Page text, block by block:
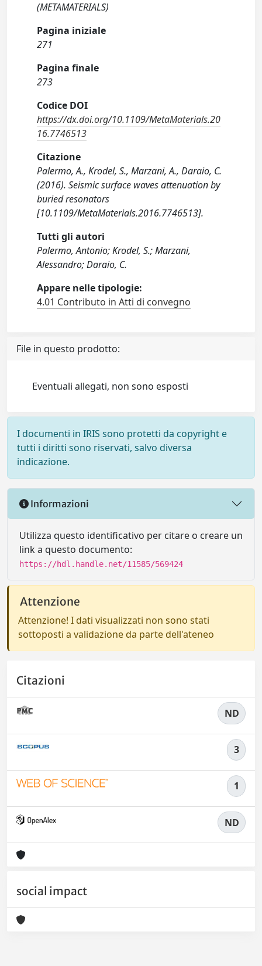
(METAMATERIALS)
Pagina iniziale
271
Pagina finale
273
Codice DOI
https://dx.doi.org/10.1109/MetaMaterials.20
16.7746513
Citazione
Palermo, A., Krodel, S., Marzani, A., Daraio, C.
(2016). Seismic surface waves attenuation by
buried resonators
[10.1109/MetaMaterials.2016.7746513].
Tutti gli autori
Palermo, Antonio; Krodel, S.; Marzani,
Alessandro; Daraio, C.
Appare nelle tipologie:
4.01 Contributo in Atti di convegno
File in questo prodotto:
Eventuali allegati, non sono esposti
I documenti in IRIS sono protetti da copyright e
tutti i diritti sono riservati, salvo diversa
indicazione.
Informazioni
Utilizza questo identificativo per citare o creare un
link a questo documento:
https://hdl.handle.net/11585/569424
Attenzione
Attenzione! I dati visualizzati non sono stati
sottoposti a validazione da parte dell'ateneo
Citazioni
ND
3
1
ND
social impact